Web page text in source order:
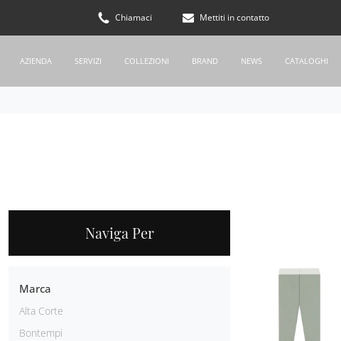
Chiamaci Mettiti in contatto
AZIENDA SERVIZI COLLEZIONI BRAND NEWS CATALOGHI
Naviga Per
Marca
Alta Corte
Bontempi